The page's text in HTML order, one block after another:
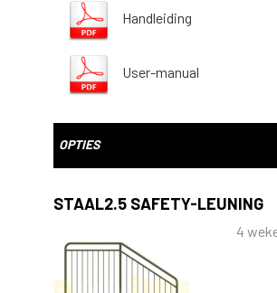
Handleiding
User-manual
OPTIES
STAAL2.5 SAFETY-LEUNING
4